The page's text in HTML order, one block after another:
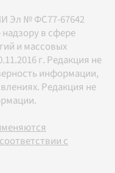
Эл № ФС77-67642
в сфере
и массовых
г. Редакция не
информации,
Редакция не
с